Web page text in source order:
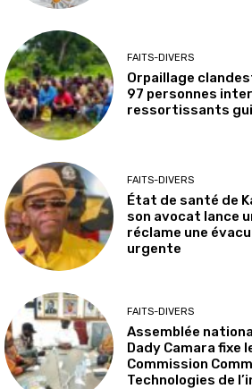
FAITS-DIVERS
Orpaillage
97 personnes
ressortissants
FAITS-DIVERS
État de santé de
son avocat lance
réclame une
urgente
FAITS-DIVERS
Assemblée
Dady Camara fixe
Commission
Technologies de